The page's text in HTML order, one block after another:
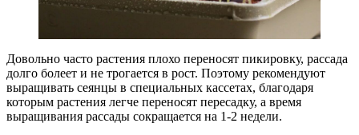
Довольно часто растения плохо переносят пикировку, рассада
долго болеет и не трогается в рост. Поэтому рекомендуют
выращивать сеянцы в специальных кассетах, благодаря
которым растения легче переносят пересадку, а время
выращивания рассады сокращается на 1-2 недели.